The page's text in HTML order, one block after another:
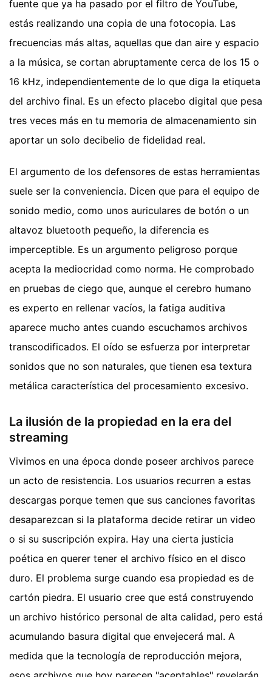
fuente que ya ha pasado por el filtro de YouTube,
estás realizando una copia de una fotocopia. Las
frecuencias más altas, aquellas que dan aire y espacio
a la música, se cortan abruptamente cerca de los 15 o
16 kHz, independientemente de lo que diga la etiqueta
del archivo final. Es un efecto placebo digital que pesa
tres veces más en tu memoria de almacenamiento sin
aportar un solo decibelio de fidelidad real.
El argumento de los defensores de estas herramientas
suele ser la conveniencia. Dicen que para el equipo de
sonido medio, como unos auriculares de botón o un
altavoz bluetooth pequeño, la diferencia es
imperceptible. Es un argumento peligroso porque
acepta la mediocridad como norma. He comprobado
en pruebas de ciego que, aunque el cerebro humano
es experto en rellenar vacíos, la fatiga auditiva
aparece mucho antes cuando escuchamos archivos
transcodificados. El oído se esfuerza por interpretar
sonidos que no son naturales, que tienen esa textura
metálica característica del procesamiento excesivo.
La ilusión de la propiedad en la era del
streaming
Vivimos en una época donde poseer archivos parece
un acto de resistencia. Los usuarios recurren a estas
descargas porque temen que sus canciones favoritas
desaparezcan si la plataforma decide retirar un video
o si su suscripción expira. Hay una cierta justicia
poética en querer tener el archivo físico en el disco
duro. El problema surge cuando esa propiedad es de
cartón piedra. El usuario cree que está construyendo
un archivo histórico personal de alta calidad, pero está
acumulando basura digital que envejecerá mal. A
medida que la tecnología de reproducción mejora,